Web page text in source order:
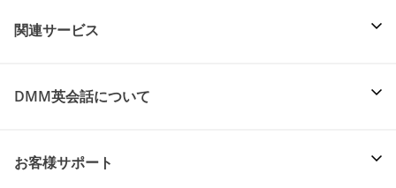
関連サービス
DMM英会話について
お客様サポート